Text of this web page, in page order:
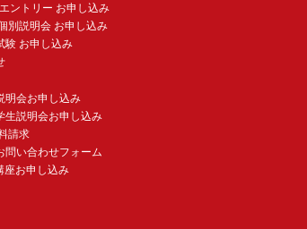
ントリー お申し込み
別説明会 お申し込み
験 お申し込み
明会お申し込み
生説明会お申し込み
請求
問い合わせフォーム
座お申し込み